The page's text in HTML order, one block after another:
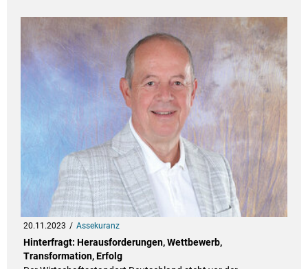
20.11.2023 Assekuranz
Hinterfragt: Herausforderungen, Wettbewerb,
Transformation, Erfolg